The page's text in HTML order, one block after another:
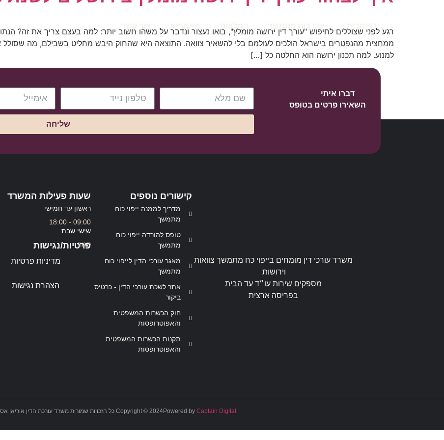
רגע לפני שצוללים לחיפוש "עורך דין ירושה מומלץ", בואו נעצור ונדבר על משהו חשוב יותר: למה בעצם צריך את זה?
ממחצית מהנפטרים בישראל הולכים לעולמם בלי להשאיר צוואה. התוצאה היא שהחוק היבש מחליט בשבילם, מה
למנוע. למה תכנון ירושה הוא החלטה כל […]
דברו איתי
השאירו פרטים בטופס
שליחה
משרד עורכי דין מומחים בייפוי כח מתמשך צוואות
וירושות
מספקים שירות עו״ד עד הבית
בפריסה ארצית
קישורים נוספים
מדריך לממנה ייפוי כוח
מתמשך
טופס להורדה ייפוי כוח
מתמשך
מאגר עורכי הדין לייפוי כוח
מתמשך
אתר לשכת עורכי הדין - כרטיס
ביקור
חוק הכשרות המשפטית
והאפוטרופסות
תקנות הכשרות המשפטית
והאפוטרופסות
שעות פעילות המשרד
ראשון עד חמישי
09:00 - 18:00
שישי שבת
סגור
פרטיות/נגישות
מדיניות פרטיות
הצהרת נגישות
Powered by Captain Digital Copyright © 2024 כל הזכויות שמורות משרד עורכת הדין אוריאן אסרף